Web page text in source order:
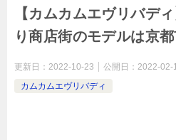
【カムカムエヴリバデ
り商店街のモデルは京
更新日： 2022-10-23 公開日： 2022-02-
カムカムエヴリバディ